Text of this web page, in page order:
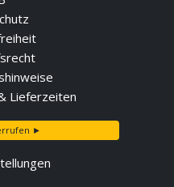
Lieferzeiten
►